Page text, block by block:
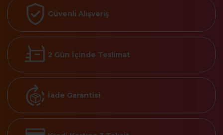
Güvenli Alışveriş
2 Gün İçinde Teslimat
İade Garantisi